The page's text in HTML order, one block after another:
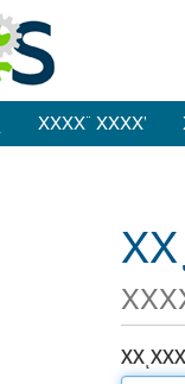
ΧΧΧΧ¨ ΧΧΧΧ’